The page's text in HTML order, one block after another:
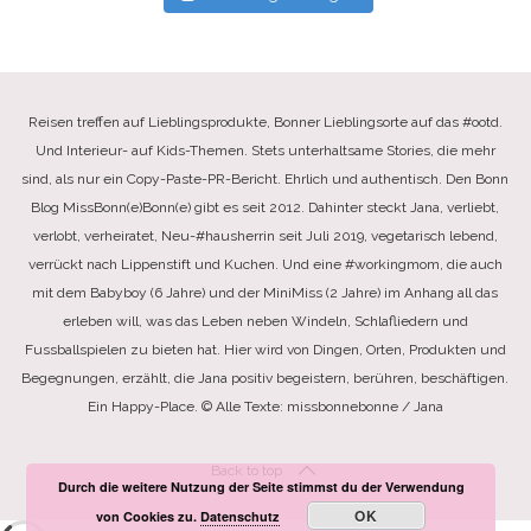
Reisen treffen auf Lieblingsprodukte, Bonner Lieblingsorte auf das #ootd.
Und Interieur- auf Kids-Themen. Stets unterhaltsame Stories, die mehr
sind, als nur ein Copy-Paste-PR-Bericht. Ehrlich und authentisch. Den Bonn
Blog MissBonn(e)Bonn(e) gibt es seit 2012. Dahinter steckt Jana, verliebt,
verlobt, verheiratet, Neu-#hausherrin seit Juli 2019, vegetarisch lebend,
verrückt nach Lippenstift und Kuchen. Und eine #workingmom, die auch
mit dem Babyboy (6 Jahre) und der MiniMiss (2 Jahre) im Anhang all das
erleben will, was das Leben neben Windeln, Schlafliedern und
Fussballspielen zu bieten hat. Hier wird von Dingen, Orten, Produkten und
Begegnungen, erzählt, die Jana positiv begeistern, berühren, beschäftigen.
Ein Happy-Place. © Alle Texte: missbonnebonne / Jana
Back to top
Durch die weitere Nutzung der Seite stimmst du der Verwendung
von Cookies zu.Datenschutz OK